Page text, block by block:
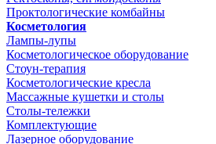
Проктологические комбайны
Косметология
Лампы-лупы
Косметологическое оборудование
Стоун-терапия
Косметологические кресла
Массажные кушетки и столы
Столы-тележки
Комплектующие
Лазерное оборудование